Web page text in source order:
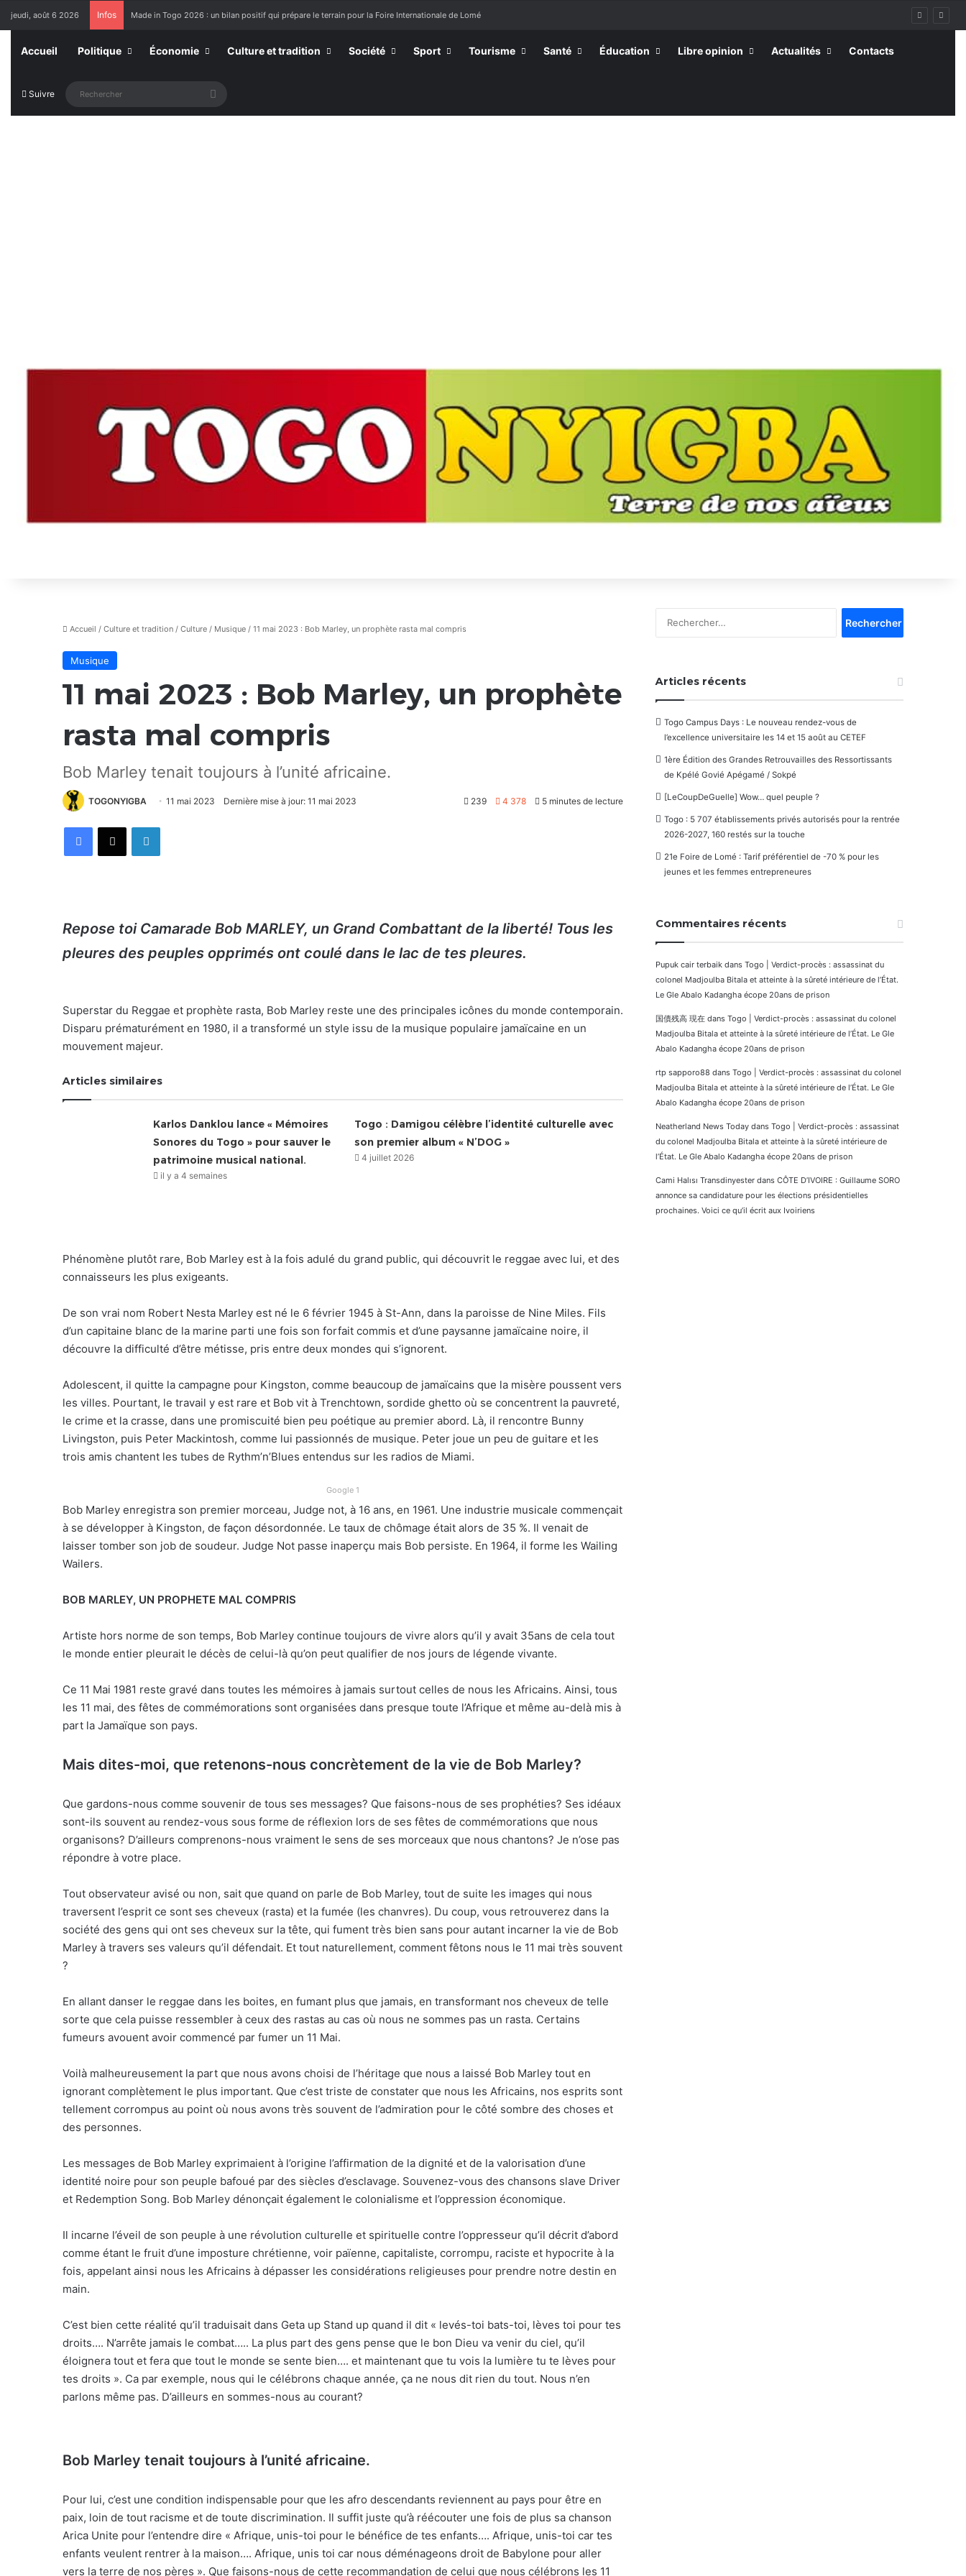
jeudi, août 6 2026 Infos Made in Togo 2026 : un bilan positif qui prépare le terrain pour la Foire Internationale de Lomé
Accueil Politique Économie Culture et tradition Société Sport Tourisme Santé Éducation Libre opinion Actualités Contacts
Suivre Rechercher
Accueil / Culture et tradition / Culture / Musique / 11 mai 2023 : Bob Marley, un prophète rasta mal compris
Musique
11 mai 2023 : Bob Marley, un prophète
rasta mal compris
Bob Marley tenait toujours à l’unité africaine.
TOGONYIGBA 11 mai 2023 Dernière mise à jour: 11 mai 2023 239 4 378 5 minutes de lecture
FacebookX Linkedin
Repose toi Camarade Bob MARLEY, un Grand Combattant de la liberté! Tous les
pleures des peuples opprimés ont coulé dans le lac de tes pleures.
Superstar du Reggae et prophète rasta, Bob Marley reste une des principales icônes du monde contemporain.
Disparu prématurément en 1980, il a transformé un style issu de la musique populaire jamaïcaine en un
mouvement majeur.
Articles similaires
Karlos Danklou lance « Mémoires
Sonores du Togo » pour sauver le
patrimoine musical national.
il y a 4 semaines
Togo : Damigou célèbre l’identité culturelle avec
son premier album « N’DOG »
4 juillet 2026
Phénomène plutôt rare, Bob Marley est à la fois adulé du grand public, qui découvrit le reggae avec lui, et des
connaisseurs les plus exigeants.
De son vrai nom Robert Nesta Marley est né le 6 février 1945 à St-Ann, dans la paroisse de Nine Miles. Fils
d’un capitaine blanc de la marine parti une fois son forfait commis et d’une paysanne jamaïcaine noire, il
découvre la difficulté d’être métisse, pris entre deux mondes qui s’ignorent.
Adolescent, il quitte la campagne pour Kingston, comme beaucoup de jamaïcains que la misère poussent vers
les villes. Pourtant, le travail y est rare et Bob vit à Trenchtown, sordide ghetto où se concentrent la pauvreté,
le crime et la crasse, dans une promiscuité bien peu poétique au premier abord. Là, il rencontre Bunny
Livingston, puis Peter Mackintosh, comme lui passionnés de musique. Peter joue un peu de guitare et les
trois amis chantent les tubes de Rythm’n’Blues entendus sur les radios de Miami.
Google 1
Bob Marley enregistra son premier morceau, Judge not, à 16 ans, en 1961. Une industrie musicale commençait
à se développer à Kingston, de façon désordonnée. Le taux de chômage était alors de 35 %. Il venait de
laisser tomber son job de soudeur. Judge Not passe inaperçu mais Bob persiste. En 1964, il forme les Wailing
Wailers.
BOB MARLEY, UN PROPHETE MAL COMPRIS
Artiste hors norme de son temps, Bob Marley continue toujours de vivre alors qu’il y avait 35ans de cela tout
le monde entier pleurait le décès de celui-là qu’on peut qualifier de nos jours de légende vivante.
Ce 11 Mai 1981 reste gravé dans toutes les mémoires à jamais surtout celles de nous les Africains. Ainsi, tous
les 11 mai, des fêtes de commémorations sont organisées dans presque toute l’Afrique et même au-delà mis à
part la Jamaïque son pays.
Mais dites-moi, que retenons-nous concrètement de la vie de Bob Marley?
Que gardons-nous comme souvenir de tous ses messages? Que faisons-nous de ses prophéties? Ses idéaux
sont-ils souvent au rendez-vous sous forme de réflexion lors de ses fêtes de commémorations que nous
organisons? D’ailleurs comprenons-nous vraiment le sens de ses morceaux que nous chantons? Je n’ose pas
répondre à votre place.
Tout observateur avisé ou non, sait que quand on parle de Bob Marley, tout de suite les images qui nous
traversent l’esprit ce sont ses cheveux (rasta) et la fumée (les chanvres). Du coup, vous retrouverez dans la
société des gens qui ont ses cheveux sur la tête, qui fument très bien sans pour autant incarner la vie de Bob
Marley à travers ses valeurs qu’il défendait. Et tout naturellement, comment fêtons nous le 11 mai très souvent
?
En allant danser le reggae dans les boites, en fumant plus que jamais, en transformant nos cheveux de telle
sorte que cela puisse ressembler à ceux des rastas au cas où nous ne sommes pas un rasta. Certains
fumeurs avouent avoir commencé par fumer un 11 Mai.
Voilà malheureusement la part que nous avons choisi de l’héritage que nous a laissé Bob Marley tout en
ignorant complètement le plus important. Que c’est triste de constater que nous les Africains, nos esprits sont
tellement corrompus au point où nous avons très souvent de l’admiration pour le côté sombre des choses et
des personnes.
Les messages de Bob Marley exprimaient à l’origine l’affirmation de la dignité et de la valorisation d’une
identité noire pour son peuple bafoué par des siècles d’esclavage. Souvenez-vous des chansons slave Driver
et Redemption Song. Bob Marley dénonçait également le colonialisme et l’oppression économique.
Il incarne l’éveil de son peuple à une révolution culturelle et spirituelle contre l’oppresseur qu’il décrit d’abord
comme étant le fruit d’une imposture chrétienne, voir païenne, capitaliste, corrompu, raciste et hypocrite à la
fois, appelant ainsi nous les Africains à dépasser les considérations religieuses pour prendre notre destin en
main.
C’est bien cette réalité qu’il traduisait dans Geta up Stand up quand il dit « levés-toi bats-toi, lèves toi pour tes
droits…. N’arrête jamais le combat….. La plus part des gens pense que le bon Dieu va venir du ciel, qu’il
éloignera tout et fera que tout le monde se sente bien…. et maintenant que tu vois la lumière tu te lèves pour
tes droits ». Ca par exemple, nous qui le célébrons chaque année, ça ne nous dit rien du tout. Nous n’en
parlons même pas. D’ailleurs en sommes-nous au courant?
Bob Marley tenait toujours à l’unité africaine.
Pour lui, c’est une condition indispensable pour que les afro descendants reviennent au pays pour être en
paix, loin de tout racisme et de toute discrimination. Il suffit juste qu’à réécouter une fois de plus sa chanson
Arica Unite pour l’entendre dire « Afrique, unis-toi pour le bénéfice de tes enfants…. Afrique, unis-toi car tes
enfants veulent rentrer à la maison…. Afrique, unis toi car nous déménageons droit de Babylone pour aller
vers la terre de nos pères ». Que faisons-nous de cette recommandation de celui que nous célébrons les 11
Articles récents
Togo Campus Days : Le nouveau rendez-vous de
l’excellence universitaire les 14 et 15 août au CETEF
1ère Édition des Grandes Retrouvailles des Ressortissants
de Kpélé Govié Apégamé / Sokpé
[LeCoupDeGuelle] Wow… quel peuple ?
Togo : 5 707 établissements privés autorisés pour la rentrée
2026-2027, 160 restés sur la touche
21e Foire de Lomé : Tarif préférentiel de -70 % pour les
jeunes et les femmes entrepreneures
Commentaires récents
Pupuk cair terbaik dans Togo | Verdict-procès : assassinat du
colonel Madjoulba Bitala et atteinte à la sûreté intérieure de l’État.
Le Gle Abalo Kadangha écope 20ans de prison
国債残高 現在 dans Togo | Verdict-procès : assassinat du colonel
Madjoulba Bitala et atteinte à la sûreté intérieure de l’État. Le Gle
Abalo Kadangha écope 20ans de prison
rtp sapporo88 dans Togo | Verdict-procès : assassinat du colonel
Madjoulba Bitala et atteinte à la sûreté intérieure de l’État. Le Gle
Abalo Kadangha écope 20ans de prison
Neatherland News Today dans Togo | Verdict-procès : assassinat
du colonel Madjoulba Bitala et atteinte à la sûreté intérieure de
l’État. Le Gle Abalo Kadangha écope 20ans de prison
Cami Halısı Transdinyester dans CÔTE D’IVOIRE : Guillaume SORO
annonce sa candidature pour les élections présidentielles
prochaines. Voici ce qu’il écrit aux Ivoiriens